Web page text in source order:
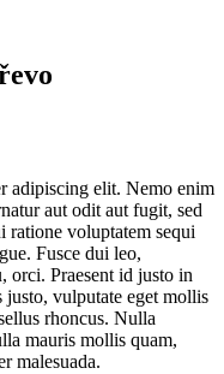
adipiscing elit. Nemo enim
aut odit aut fugit, sed
ratione voluptatem sequi
Fusce dui leo,
orci. Praesent id justo in
justo, vulputate eget mollis
rhoncus. Nulla
mauris mollis quam,
malesuada.